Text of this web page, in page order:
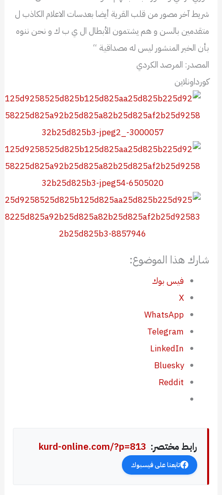
شريط آخر مصور من قلب القرية أيضا بعدسات الاعلام الكاذب ل
متقدمين بالسن و هم يشتمون الأبطال ال ي ب ك و نحن ننوه
بأن الخبر المنشور ليس له مصداقية “
المصدر: المرصد الكردي
كورداونلاين
شارك هذا الموضوع:
فيس بوك
X
WhatsApp
Telegram
LinkedIn
Bluesky
Reddit
رابط مختصر: kurd-online.com/?p=813
تابعنا على فيسبوك